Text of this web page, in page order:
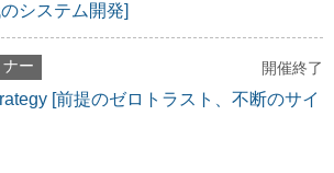
システム開発]
ー 開催終了
[前提のゼロトラスト、不断のサイ